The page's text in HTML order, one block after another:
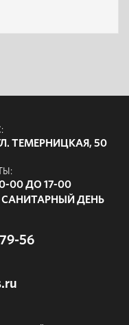
ТЕМЕРНИЦКАЯ, 50
00 ДО 17-00
САНИТАРНЫЙ ДЕНЬ
56